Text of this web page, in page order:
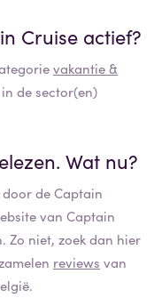
Cruise actief?
vakantie &
de sector(en)
Wat nu?
deCaptain
van Captain
Zo niet, zoek dan hier
reviews van